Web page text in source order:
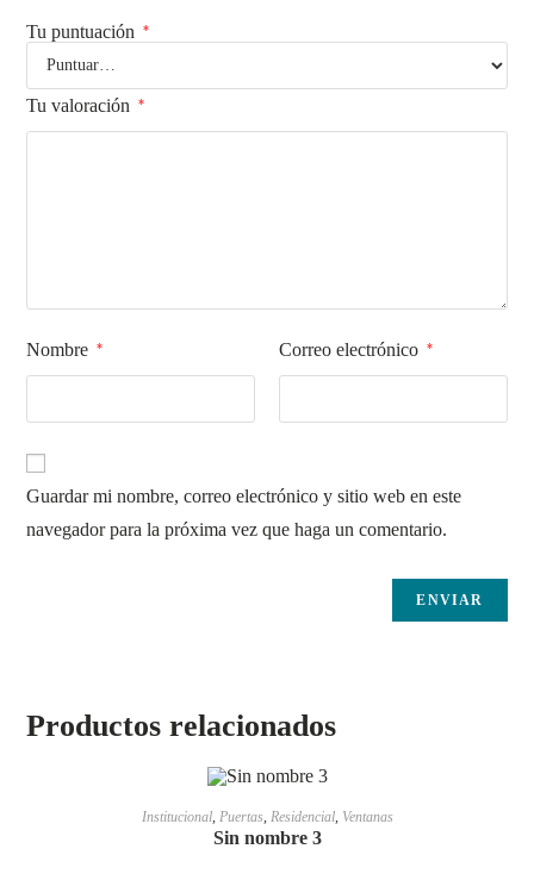
Tu puntuación *
Tu valoración *
Nombre * Correo electrónico *
Guardar mi nombre, correo electrónico y sitio web en este
navegador para la próxima vez que haga un comentario.
Productos relacionados
LEER MÁS
Institucional, Puertas, Residencial, Ventanas
Sin nombre 3